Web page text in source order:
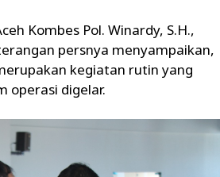
Kombes Pol. Winardy, S.H.,
persnya menyampaikan,
kegiatan rutin yang
operasi digelar.